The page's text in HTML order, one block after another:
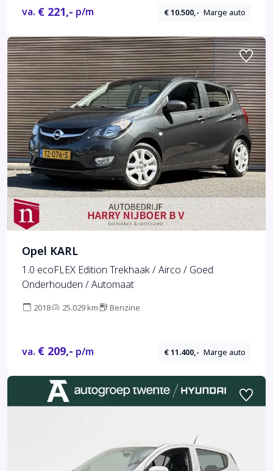
va. € 221,- p/m € 10.500,- Marge auto
Opel KARL
1.0 ecoFLEX Edition Trekhaak / Airco / Goed
Onderhouden / Automaat
2018 25.029 km Benzine
va. € 209,- p/m € 11.400,- Marge auto